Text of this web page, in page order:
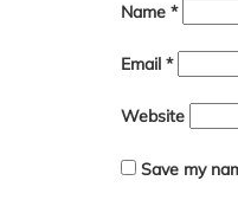
Name *
Email *
Website
Save my